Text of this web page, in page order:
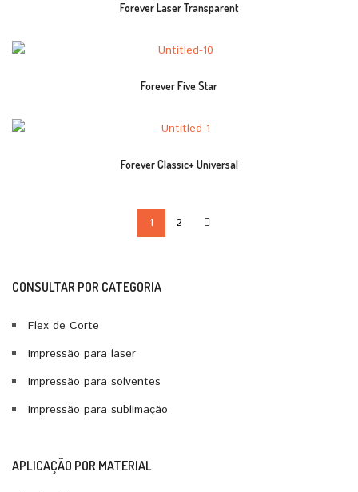
Forever Laser Transparent
Forever Five Star
Forever Classic+ Universal
1 2
CONSULTAR POR CATEGORIA
Flex de Corte
Impressão para laser
Impressão para solventes
Impressão para sublimação
APLICAÇÃO POR MATERIAL